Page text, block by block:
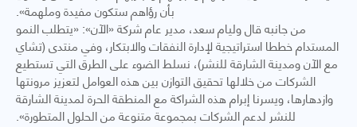
بأن رؤاهم ستكون مفيدة وملهمة».
من جانبه قال وليام سعد، مدير عام شركة «الآن»: «يتطلب النمو
المستدام خططا استراتيجية لإدارة النفقات والابتكار، وفي منتدى (تشاي
مع الآن ومدينة الشارقة للنشر)، نسلط الضوء على الطرق التي تستطيع
الشركات من خلالها تحقيق التوازن بين هذه العوامل لتعزيز مرونتها
وازدهارها، ويسرنا إبرام هذه الشراكة مع المنطقة الحرة لمدينة الشارقة
للنشر لدعم الشركات بمجموعة متنوعة من الحلول المتطورة».